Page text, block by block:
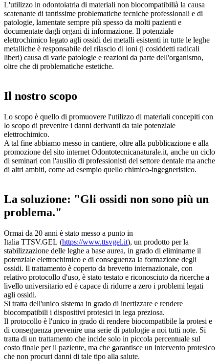
L'utilizzo in odontoiatria di materiali non biocompatibilià la causa
scatenante di tantissime problematiche tecniche professionali e di
patologie, lamentate sempre più spesso da molti pazienti e
documentate dagli organi di informazione. Il potenziale
elettrochimico legato agli ossidi dei metalli esistenti in tutte le leghe
metalliche è responsabile del rilascio di ioni (i cosiddetti radicali
liberi) causa di varie patologie e reazioni da parte dell'organismo,
oltre che di problematiche estetiche.
Il nostro scopo
Lo scopo è quello di promuovere l'utilizzo di materiali concepiti con
lo scopo di prevenire i danni derivanti da tale potenziale
elettrochimico.
A tal fine abbiamo messo in cantiere, oltre alla pubblicazione e alla
promozione del sito internet Odontotecnicanaturale.it, anche un ciclo
di seminari con l'ausilio di professionisti del settore dentale ma anche
di altri ambiti, come ad esempio quello chimico-ingegneristico.
La soluzione: "Gli ossidi non sono più un
problema."
Ormai da 20 anni è stato messo a punto in
Italia TTSV.GEL (https://www.ttsvgel.it), un prodotto per la
stabilizzazione delle leghe a base aurea, in grado di eliminarne il
potenziale elettrochimico e di conseguenza la formazione degli
ossidi. Il trattamento è coperto da brevetto internazionale, con
relativo protocollo d'uso, è stato testato e riconosciuto da ricerche a
livello universitario ed è capace di ridurre a zero i problemi legati
agli ossidi.
Si tratta dell'unico sistema in grado di inertizzare e rendere
biocompatibili i dispositivi protesici in lega preziosa.
Il protocollo è l'unico in grado di rendere biocompatibile la protesi e
di conseguenza prevenire una serie di patologie a noi tutti note. Si
tratta di un trattamento che incide solo in piccola percentuale sul
costo finale per il paziente, ma che garantisce un intervento protesico
che non procuri danni di tale tipo alla salute.